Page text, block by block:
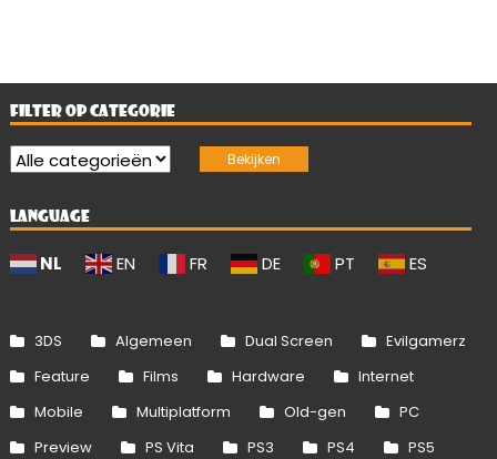
FILTER OP CATEGORIE
LANGUAGE
NL EN FR DE PT ES
3DS Algemeen Dual Screen
Evilgamerz
Feature
Films Hardware
Internet
Mobile
Multiplatform Old-gen
PC
Preview
PS Vita PS3 PS4 PS5